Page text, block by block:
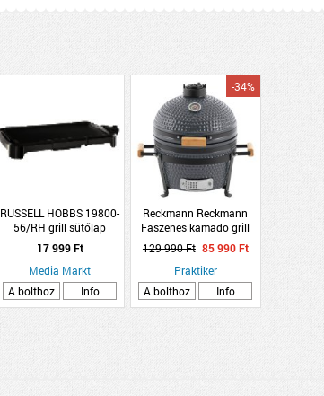
RUSSELL HOBBS 19800-
56/RH grill sütőlap
17 999 Ft
Media Markt
A bolthoz
Info
Reckmann Reckmann
Faszenes kamado grill
-34%
129 990 Ft 85 990 Ft
Praktiker
A bolthoz
Info